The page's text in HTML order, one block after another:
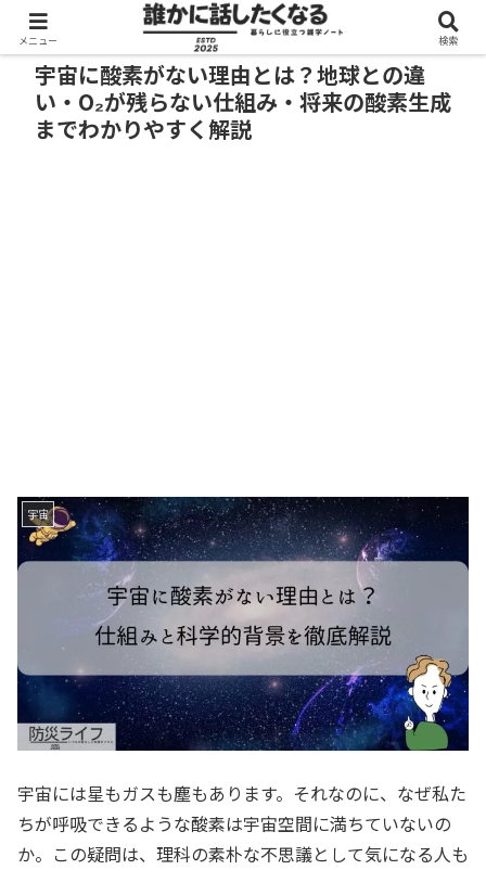
宇宙に酸素がない理由とは？地球との違
い・O₂が残らない仕組み・将来の酸素生成
までわかりやすく解説
宇宙
宇宙には星もガスも塵もあります。それなのに、なぜ私た
ちが呼吸できるような酸素は宇宙空間に満ちていないの
か。この疑問は、理科の素朴な不思議として気になる人も
メニュー 検索